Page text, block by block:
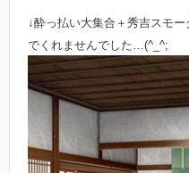
↓酔っ払い大集合＋秀吉スモ
でくれませんでした…(^_^;